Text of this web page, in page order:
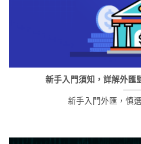
新手入門須知，詳解外匯
新手入門外匯，慎